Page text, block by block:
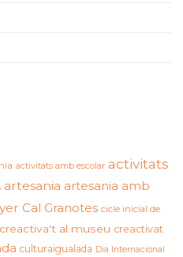
activitats amb escolar activitats
artesania artesania amb
Cal Granotes cicle inicial de
creactiva't al museu creactivat
culturaigualada Dia Internacional